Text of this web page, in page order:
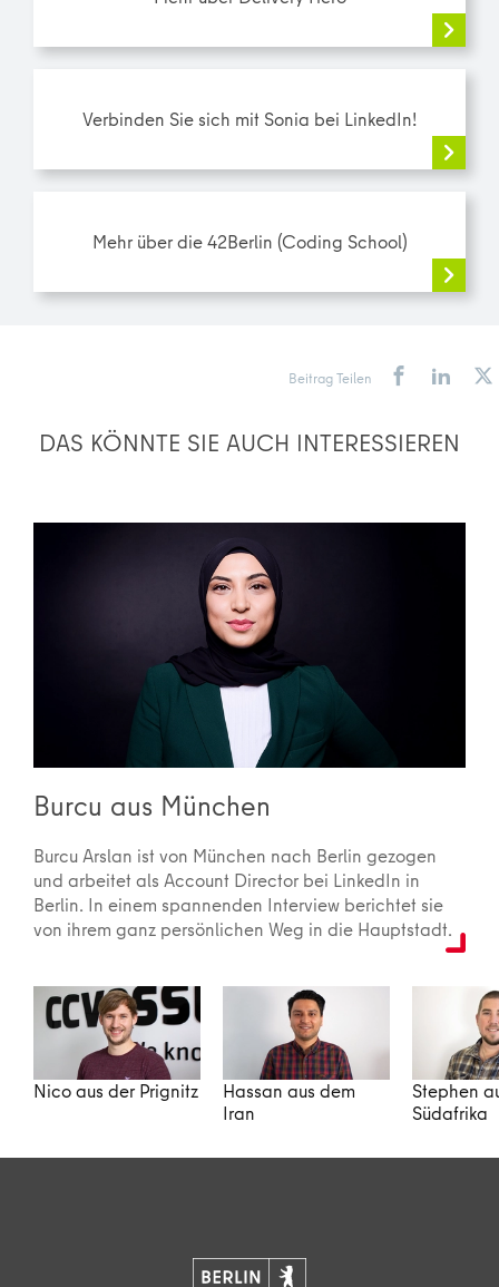
Verbinden Sie sich mit Sonia bei LinkedIn!
Mehr über die 42Berlin (Coding School)
Beitrag Teilen
DAS KÖNNTE SIE AUCH INTERESSIEREN
Burcu aus München
Burcu Arslan ist von München nach Berlin gezogen
und arbeitet als Account Director bei LinkedIn in
Berlin. In einem spannenden Interview berichtet sie
von ihrem ganz persönlichen Weg in die Hauptstadt.
Nico aus der Prignitz
Hassan aus dem
Iran
Stephen
Südafrika